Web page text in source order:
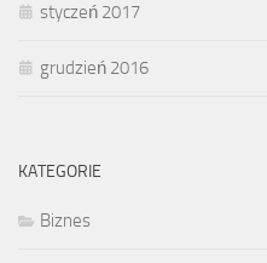
styczeń 2017
grudzień 2016
KATEGORIE
Biznes